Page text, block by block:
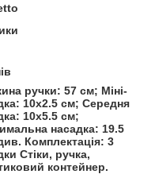
ручки: 57 см; Міні-
10х2.5 см; Середня
10х5.5 см;
насадка: 19.5
Комплектація: 3
Стіки, ручка,
контейнер.